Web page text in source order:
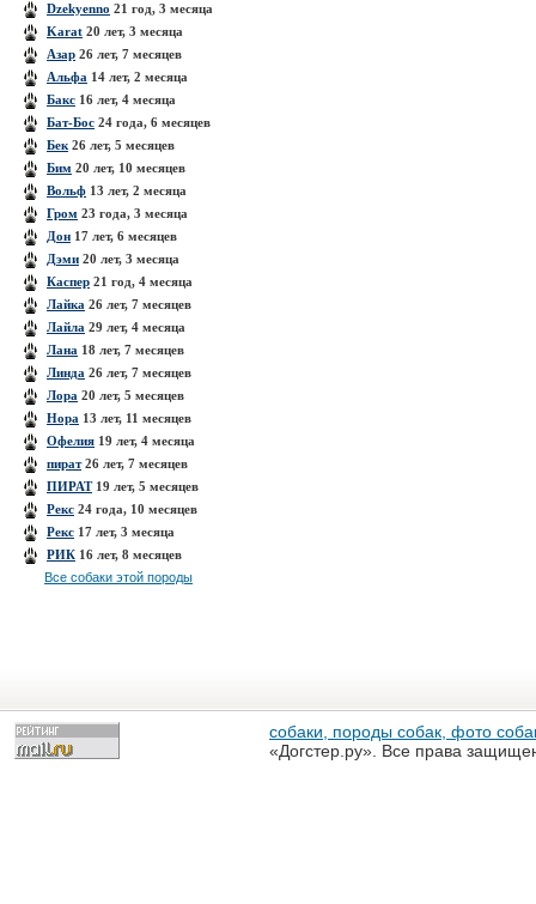
Dzekyenno 21 год, 3 месяца
Karat 20 лет, 3 месяца
Азар 26 лет, 7 месяцев
Альфа 14 лет, 2 месяца
Бакс 16 лет, 4 месяца
Бат-Бос 24 года, 6 месяцев
Бек 26 лет, 5 месяцев
Бим 20 лет, 10 месяцев
Вольф 13 лет, 2 месяца
Гром 23 года, 3 месяца
Дон 17 лет, 6 месяцев
Дэми 20 лет, 3 месяца
Каспер 21 год, 4 месяца
Лайка 26 лет, 7 месяцев
Лайла 29 лет, 4 месяца
Лана 18 лет, 7 месяцев
Линда 26 лет, 7 месяцев
Лора 20 лет, 5 месяцев
Нора 13 лет, 11 месяцев
Офелия 19 лет, 4 месяца
пират26 лет, 7 месяцев
ПИРАТ19 лет, 5 месяцев
Рекс 24 года, 10 месяцев
Рекс 17 лет, 3 месяца
РИК 16 лет, 8 месяцев
Все собаки этой породы
собаки, породы собак, фото
«Догстер.ру». Все права